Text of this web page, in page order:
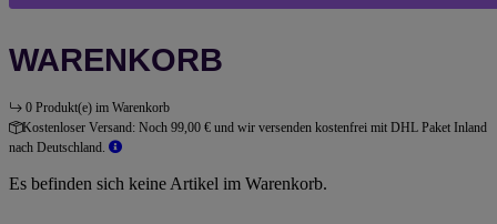
WARENKORB
0 Produkt(e) im Warenkorb
Kostenloser Versand: Noch 99,00 € und wir versenden kostenfrei mit DHL Paket Inland
nach Deutschland.
Es befinden sich keine Artikel im Warenkorb.